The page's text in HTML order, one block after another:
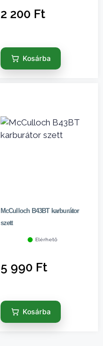
2 200 Ft
Kosárba
McCulloch B43BT karburátor
szett
Elérhető
5 990 Ft
Kosárba